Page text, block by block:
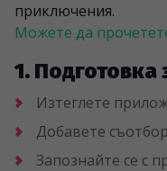
приключения.
Можете да
1. Подготовка
Изтеглете
Добавете
Запознайте се с